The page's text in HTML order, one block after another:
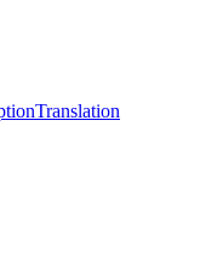
Translation